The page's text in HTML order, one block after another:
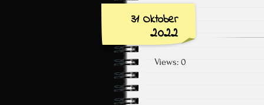
31 Oktober
2022
Views: 0